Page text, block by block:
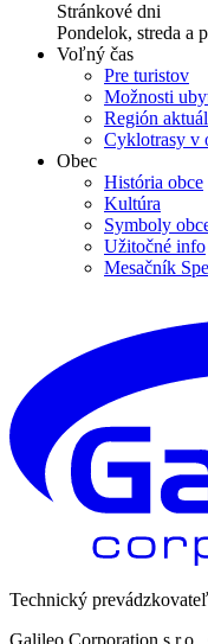
Stránkové dni
Pondelok, streda a
Voľný čas
Pre turistov
Možnosti
Región
Cyklotrasy v
Obec
História obce
Kultúra
Symboly
Užitočné info
Mesačník
Technický
Galileo Corporation